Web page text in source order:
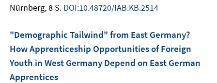
Nürnberg, 8 S. DOI:10.48720/IAB.KB.2514
"Demographic Tailwind" from East Germany?
How Apprenticeship Opportunities of Foreign
Youth in West Germany Depend on East German
Apprentices